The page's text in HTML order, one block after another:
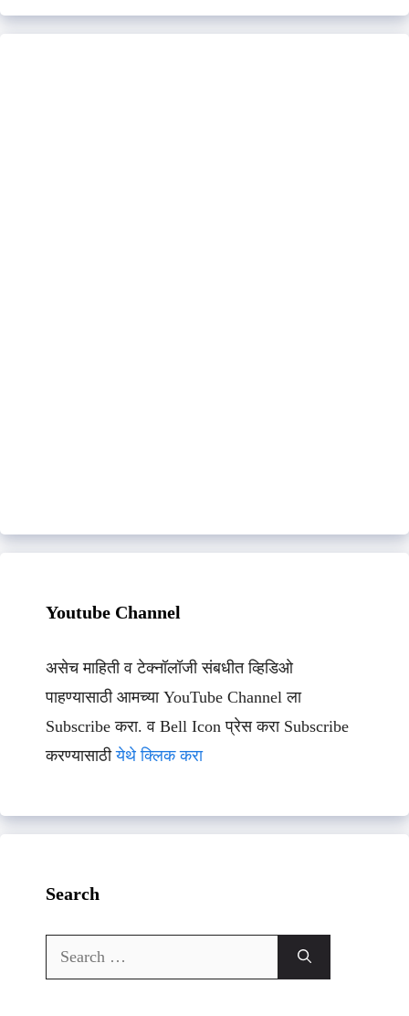
Youtube Channel
असेच माहिती व टेक्नॉलॉजी संबधीत व्हिडिओ
पाहण्यासाठी आमच्या YouTube Channel ला
Subscribe करा. व Bell Icon प्रेस करा Subscribe
करण्यासाठीयेथे क्लिक करा
Search
Search
for: